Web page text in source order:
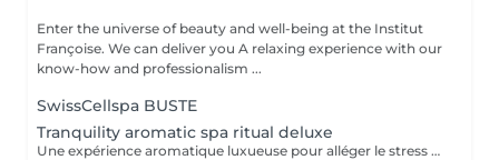
Enter the universe of beauty and well-being at the Institut
Françoise. We can deliver you A relaxing experience with our
know-how and professionalism ...
SwissCellspa BUSTE
Tranquility aromatic spa ritual deluxe
Une expérience aromatique luxueuse pour alléger le stress et la tension. Ce massage relaxera votre corps et votre esprit en profondeur. Il vous procurera un sentiment agréable de bien-être, de décontraction des muscles, une meilleure circulation sanguine, de l'hydratation et de la tonicité.